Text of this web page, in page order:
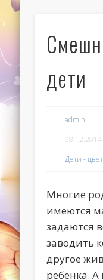
дети
admin
08.12.2014
Дети -
Многие
имеются
задаются
заводить
другое
ребенка.